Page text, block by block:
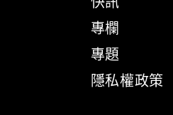
專欄
專題
隱私權政策